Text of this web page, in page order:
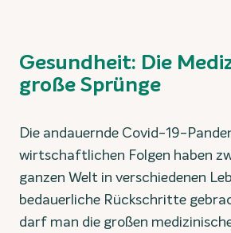
Gesundheit: Die
große Sprünge
Die andauernde Covid-19-
wirtschaftlichen Folgen haben
ganzen Welt in verschiedenen
bedauerliche Rückschritte
darf man die großen